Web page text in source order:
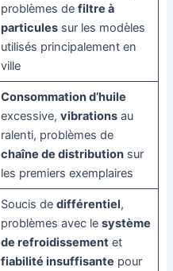
problèmes defiltre à
particules sur les modèles
utilisés principalement en
ville
Consommation d’huile
excessive,vibrations au
ralenti, problèmes de
chaîne de distribution sur
les premiers exemplaires
Soucis dedifférentiel,
problèmes avec lesystème
de refroidissement et
fiabilité insuffisante pour